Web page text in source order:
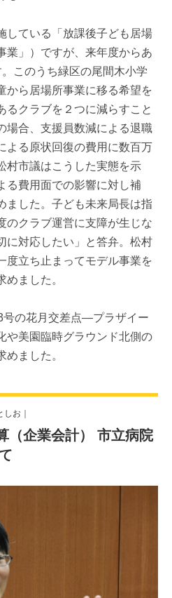
している「放課後子ども居場
業」）ですが、来年度からあ
このうち緑区の尾間木小学
から居場所事業に移る希望を
るクラブを２つに減らすこと
場合、支援員数減による退職
よる原状回復の費用に数百万
村市議はこうした実態を示
る費用面での影響に対し補
ました。子ども未来局長は指
のクラブ運営に支障が生じな
に対応したい」と答弁。松村
度立ち止まってモデル事業を
めました。
号の花月交差点―プラザイー
や美園臨時グラウンド北側の
ました。
しお
（企業会計） 市立病院